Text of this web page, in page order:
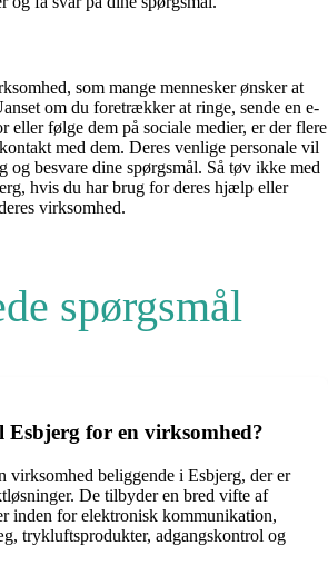
som mange mennesker ønsker at
om du foretrækker at ringe, sende en e-
eller følge dem på sociale medier, er der flere
med dem. Deres venlige personale vil
besvare dine spørgsmål. Så tøv ikke med
hvis du har brug for deres hjælp eller
virksomhed.
spørgsmål
for en virksomhed?
virksomhed beliggende i Esbjerg, der er
De tilbyder en bred vifte af
inden for elektronisk kommunikation,
trykluftsprodukter, adgangskontrol og